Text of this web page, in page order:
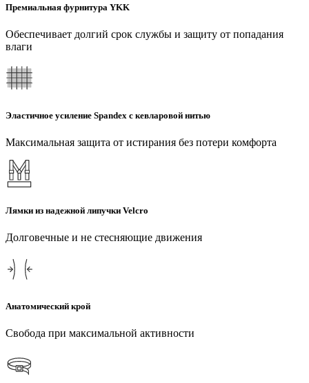
Премиальная фурнитура YKK
Обеспечивает долгий срок службы и защиту от попадания
влаги
Эластичное усиление Spandex с кевларовой нитью
Максимальная защита от истирания без потери комфорта
Лямки из надежной липучки Velcro
Долговечные и не стесняющие движения
Анатомический крой
Свобода при максимальной активности